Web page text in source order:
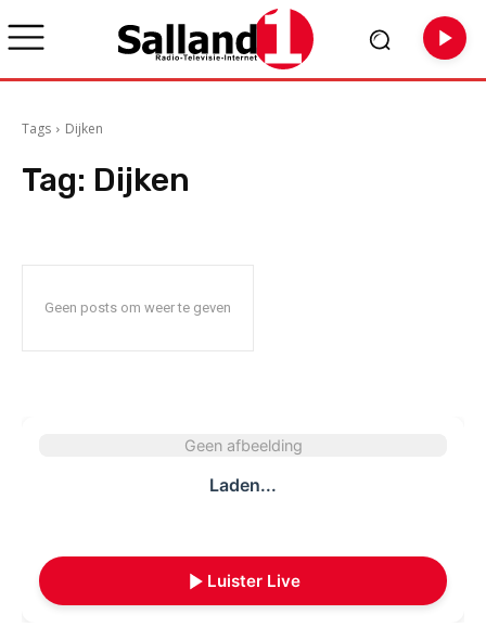
Tags Dijken
Tag: Dijken
Geen posts om weer te geven
Geen afbeelding
Laden...
Luister Live